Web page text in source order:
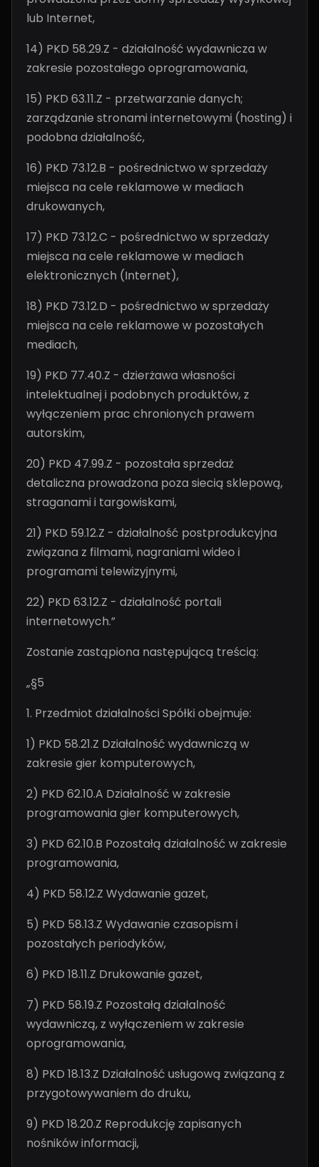
lub Internet,
14) PKD 58.29.Z - działalność wydawnicza w
zakresie pozostałego oprogramowania,
15) PKD 63.11.Z - przetwarzanie danych;
zarządzanie stronami internetowymi (hosting) i
podobna działalność,
16) PKD 73.12.B - pośrednictwo w sprzedaży
miejsca na cele reklamowe w mediach
drukowanych,
17) PKD 73.12.C - pośrednictwo w sprzedaży
miejsca na cele reklamowe w mediach
elektronicznych (Internet),
18) PKD 73.12.D - pośrednictwo w sprzedaży
miejsca na cele reklamowe w pozostałych
mediach,
19) PKD 77.40.Z - dzierżawa własności
intelektualnej i podobnych produktów, z
wyłączeniem prac chronionych prawem
autorskim,
20) PKD 47.99.Z - pozostała sprzedaż
detaliczna prowadzona poza siecią sklepową,
straganami i targowiskami,
21) PKD 59.12.Z - działalność postprodukcyjna
związana z filmami, nagraniami wideo i
programami telewizyjnymi,
22) PKD 63.12.Z - działalność portali
internetowych.”
Zostanie zastąpiona następującą treścią:
„§5
1. Przedmiot działalności Spółki obejmuje:
1) PKD 58.21.Z Działalność wydawniczą w
zakresie gier komputerowych,
2) PKD 62.10.A Działalność w zakresie
programowania gier komputerowych,
3) PKD 62.10.B Pozostałą działalność w zakresie
programowania,
4) PKD 58.12.Z Wydawanie gazet,
5) PKD 58.13.Z Wydawanie czasopism i
pozostałych periodyków,
6) PKD 18.11.Z Drukowanie gazet,
7) PKD 58.19.Z Pozostałą działalność
wydawniczą, z wyłączeniem w zakresie
oprogramowania,
8) PKD 18.13.Z Działalność usługową związaną z
przygotowywaniem do druku,
9) PKD 18.20.Z Reprodukcję zapisanych
nośników informacji,